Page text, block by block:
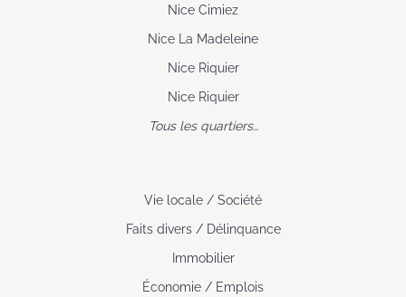
Nice Cimiez
Nice La Madeleine
Nice Riquier
Nice Riquier
Tous les quartiers…
Vie locale / Société
Faits divers / Délinquance
Immobilier
Économie / Emplois